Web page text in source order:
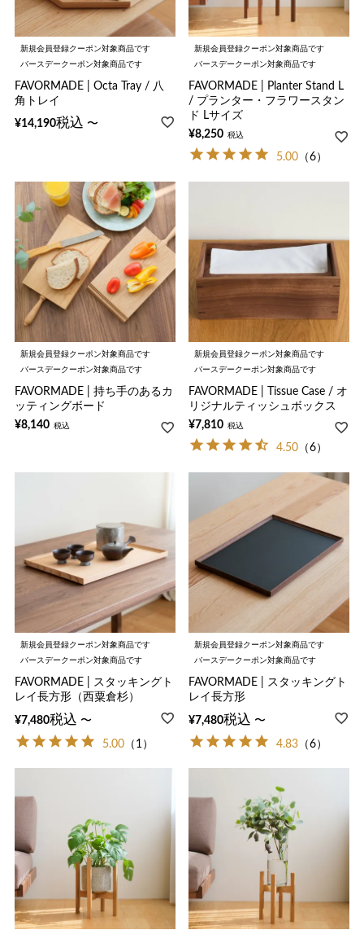
新規会員登録クーポン対象商品です
バースデークーポン対象商品です
FAVORMADE | Octa Tray / 八
角トレイ
¥14,190税込 〜
新規会員登録クーポン対象商品です
バースデークーポン対象商品です
FAVORMADE | Planter Stand L
/ プランター・フラワースタン
ド Lサイズ
¥8,250 税込
5.00 （6）
新規会員登録クーポン対象商品です
バースデークーポン対象商品です
FAVORMADE | 持ち手のあるカ
ッティングボード
¥8,140 税込
新規会員登録クーポン対象商品です
バースデークーポン対象商品です
FAVORMADE | Tissue Case / オ
リジナルティッシュボックス
¥7,810 税込
4.50 （6）
新規会員登録クーポン対象商品です
バースデークーポン対象商品です
FAVORMADE | スタッキングト
レイ長方形（西粟倉杉）
¥7,480税込 〜
5.00 （1）
新規会員登録クーポン対象商品です
バースデークーポン対象商品です
FAVORMADE | スタッキングト
レイ長方形
¥7,480税込 〜
4.83 （6）